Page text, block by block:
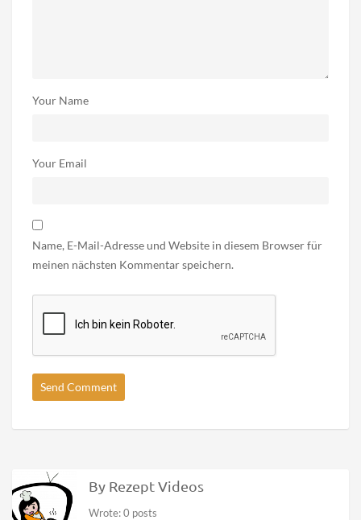
Your Name
Your Email
Name, E-Mail-Adresse und Website in diesem Browser für
meinen nächsten Kommentar speichern.
By Rezept Videos
Wrote: 0 posts